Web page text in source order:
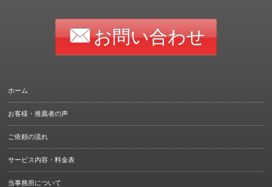
お問い合わせ
ホーム
お客様・推薦者の声
ご依頼の流れ
サービス内容・料金表
当事務所について